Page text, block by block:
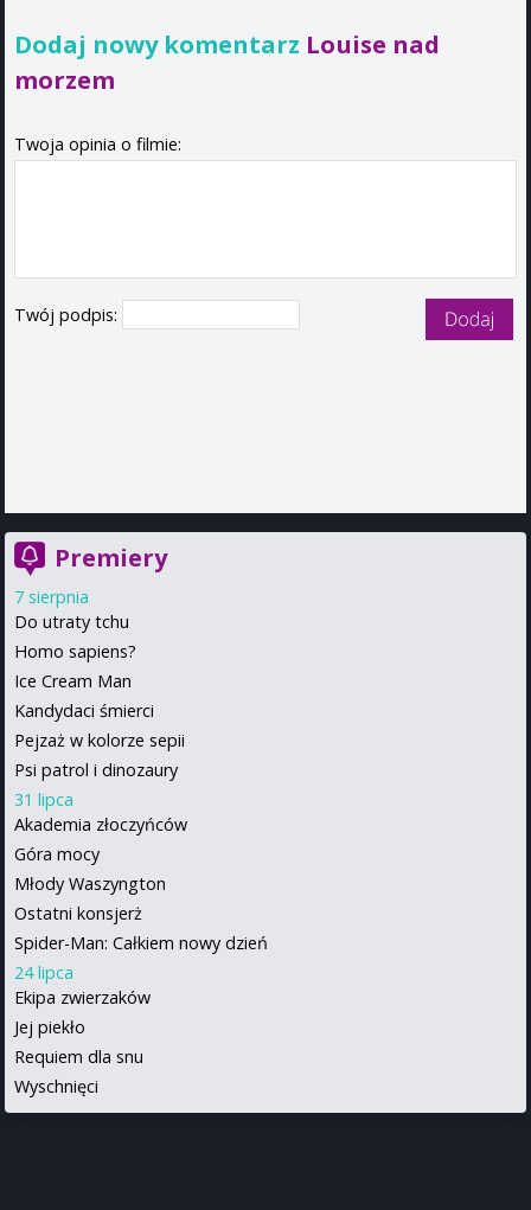
Dodaj nowy komentarz Louise nad
morzem
Twoja opinia o filmie:
Twój podpis:
Premiery
7 sierpnia
Do utraty tchu
Homo sapiens?
Ice Cream Man
Kandydaci śmierci
Pejzaż w kolorze sepii
Psi patrol i dinozaury
31 lipca
Akademia złoczyńców
Góra mocy
Młody Waszyngton
Ostatni konsjerż
Spider-Man: Całkiem nowy dzień
24 lipca
Ekipa zwierzaków
Jej piekło
Requiem dla snu
Wyschnięci